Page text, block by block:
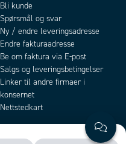
Bli kunde
Spørsmål og svar
Ny / endre leveringsadresse
Endre fakturaadresse
Be om faktura via E-post
Salgs og leveringsbetingelser
Linker til andre firmaer i
konsernet
Nettstedkart